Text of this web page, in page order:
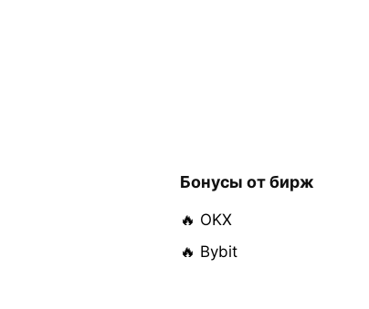
Бонусы от бирж
🔥 OKX
🔥 Bybit